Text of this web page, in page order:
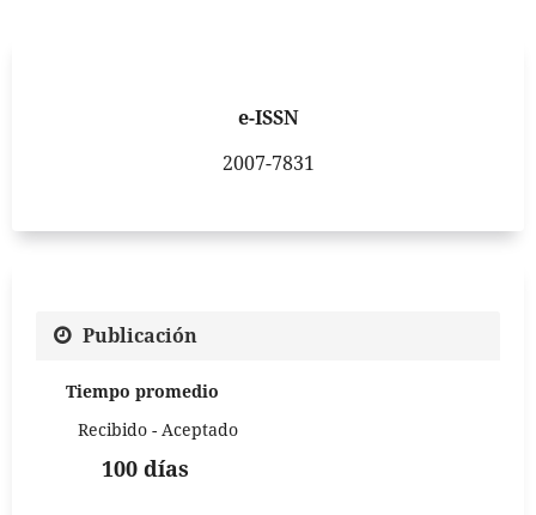
e-ISSN
2007-7831
Publicación
Tiempo promedio
Recibido - Aceptado
100 días